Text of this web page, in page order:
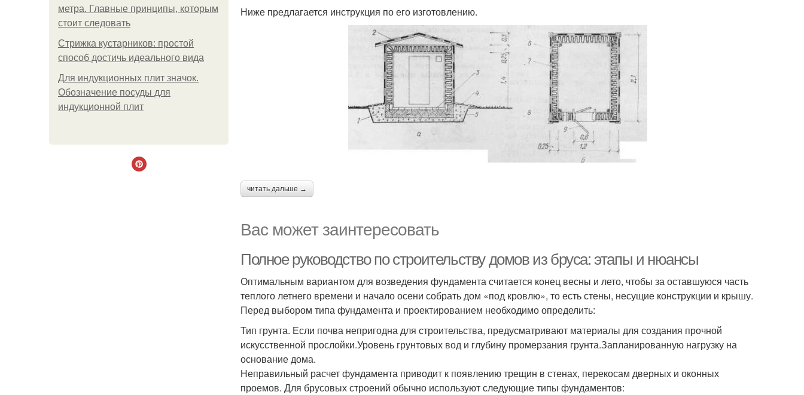
метра. Главные принципы, которым
стоит следовать
Стрижка кустарников: простой
способ достичь идеального вида
Для индукционных плит значок.
Обозначение посуды для
индукционной плит
Ниже предлагается инструкция по его изготовлению.
читать дальше →
Вас может заинтересовать
Полное руководство по строительству домов из бруса: этапы и нюансы
Оптимальным вариантом для возведения фундамента считается конец весны и лето, чтобы за оставшуюся часть
теплого летнего времени и начало осени собрать дом «под кровлю», то есть стены, несущие конструкции и крышу.
Перед выбором типа фундамента и проектированием необходимо определить:
Тип грунта. Если почва непригодна для строительства, предусматривают материалы для создания прочной
искусственной прослойки.Уровень грунтовых вод и глубину промерзания грунта.Запланированную нагрузку на
основание дома.
Неправильный расчет фундамента приводит к появлению трещин в стенах, перекосам дверных и оконных
проемов. Для брусовых строений обычно используют следующие типы фундаментов: